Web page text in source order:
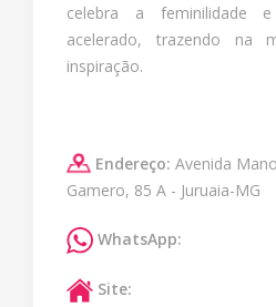
celebra a feminilidade
acelerado, trazendo na
inspiração.
Endereço: Avenida
Gamero, 85 A - Juruaia-MG
WhatsApp:
Site: